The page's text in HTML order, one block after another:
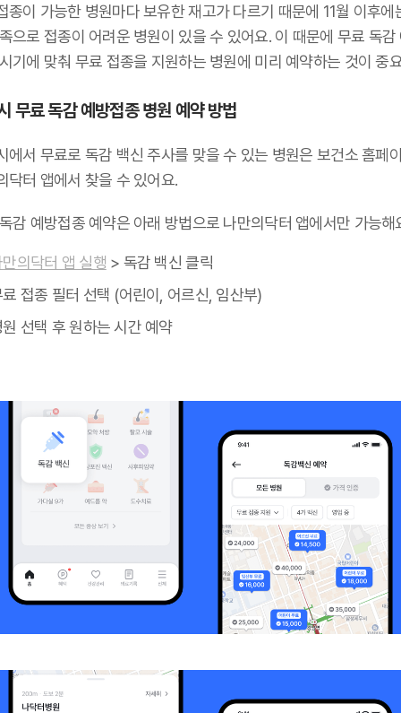
종이 가능한 병원마다 보유한 재고가 다르기 때문에 11월 이후에
으로 접종이 어려운 병원이 있을 수 있어요. 이 때문에 무료 독감
기에 맞춰 무료 접종을 지원하는 병원에 미리 예약하는 것이 중
무료 독감 예방접종 병원 예약 방법
에서 무료로 독감 백신 주사를 맞을 수 있는 병원은 보건소 홈페
닥터 앱에서 찾을 수 있어요.
감 예방접종 예약은 아래 방법으로 나만의닥터 앱에서만 가능해
만의닥터 앱 실행 > 독감 백신 클릭
접종 필터 선택 (어린이, 어르신, 임산부)
원 선택 후 원하는 시간 예약